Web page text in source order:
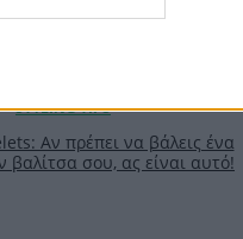
Αν πρέπει να βάλεις ένα
βαλίτσα σου, ας είναι αυτό!